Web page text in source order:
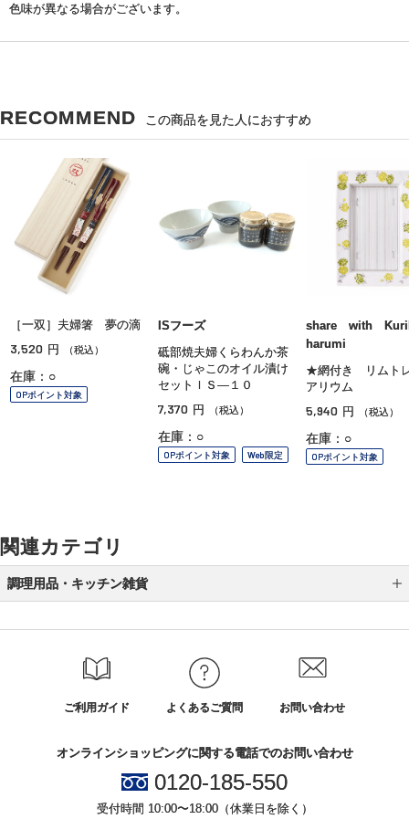
色味が異なる場合がございます。
RECOMMEND この商品を見た人におすすめ
［一双］夫婦箸 夢の滴
3,520 円 （税込）
在庫：○
OPポイント対象
ISフーズ
砥部焼夫婦くらわんか茶
碗・じゃこのオイル漬け
セットＩＳ—１０
7,370 円 （税込）
在庫：○
OPポイント対象 Web限定
share with
harumi
★網付き リム
アリウム
5,940 円 （税込）
在庫：○
OPポイント対象
関連カテゴリ
調理用品・キッチン雑貨
ご利用ガイド よくあるご質問 お問い合わせ
オンラインショッピングに関する電話でのお問い合わせ
0120-185-550
受付時間 10:00〜18:00（休業日を除く）